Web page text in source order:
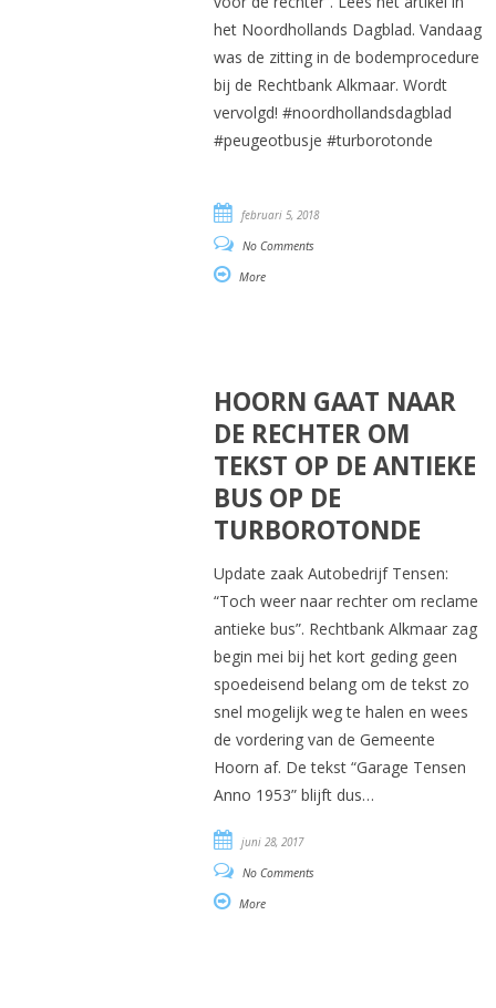
het Noordhollands Dagblad. Vandaag
was de zitting in de bodemprocedure
bij de Rechtbank Alkmaar. Wordt
vervolgd! #noordhollandsdagblad
#peugeotbusje #turborotonde
februari 5, 2018
No Comments
More
HOORN GAAT NAAR
DE RECHTER OM
TEKST OP DE ANTIEKE
BUS OP DE
TURBOROTONDE
Update zaak Autobedrijf Tensen:
“Toch weer naar rechter om reclame
antieke bus”. Rechtbank Alkmaar zag
begin mei bij het kort geding geen
spoedeisend belang om de tekst zo
snel mogelijk weg te halen en wees
de vordering van de Gemeente
Hoorn af. De tekst “Garage Tensen
Anno 1953” blijft dus…
juni 28, 2017
No Comments
More